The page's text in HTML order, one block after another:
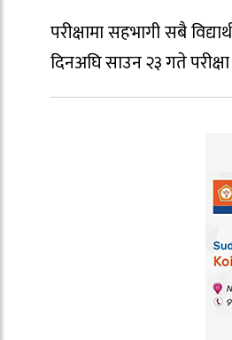
परीक्षामा सहभागी सबै
दिनअघि साउन २३ गते